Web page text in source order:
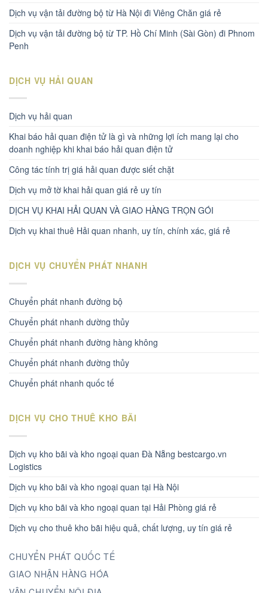
Dịch vụ vận tải đường bộ từ Hà Nội đi Viêng Chăn giá rẻ
Dịch vụ vận tải đường bộ từ TP. Hồ Chí Minh (Sài Gòn) đi Phnom
Penh
DỊCH VỤ HẢI QUAN
Dịch vụ hải quan
Khai báo hải quan điện tử là gì và những lợi ích mang lại cho
doanh nghiệp khi khai báo hải quan điện tử
Công tác tính trị giá hải quan được siết chặt
Dịch vụ mở tờ khai hải quan giá rẻ uy tín
DỊCH VỤ KHAI HẢI QUAN VÀ GIAO HÀNG TRỌN GÓI
Dịch vụ khai thuê Hải quan nhanh, uy tín, chính xác, giá rẻ
DỊCH VỤ CHUYỂN PHÁT NHANH
Chuyển phát nhanh đường bộ
Chuyển phát nhanh dường thủy
Chuyển phát nhanh đường hàng không
Chuyển phát nhanh đường thủy
Chuyển phát nhanh quốc tế
DỊCH VỤ CHO THUÊ KHO BÃI
Dịch vụ kho bãi và kho ngoại quan Đà Nẵng bestcargo.vn
Logistics
Dịch vụ kho bãi và kho ngoại quan tại Hà Nội
Dịch vụ kho bãi và kho ngoại quan tại Hải Phòng giá rẻ
Dịch vụ cho thuê kho bãi hiệu quả, chất lượng, uy tín giá rẻ
CHUYỂN PHÁT QUỐC TẾ
GIAO NHẬN HÀNG HÓA